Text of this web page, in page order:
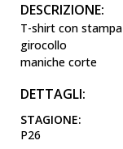
DESCRIZIONE:
T-shirt con stampa
girocollo
maniche corte
DETTAGLI:
STAGIONE:
P26